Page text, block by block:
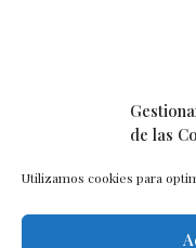
de las
Utilizamos cookies para